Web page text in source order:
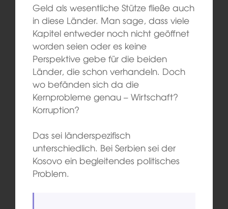
Geld als wesentliche Stütze fließe auch
in diese Länder. Man sage, dass viele
Kapitel entweder noch nicht geöffnet
worden seien oder es keine
Perspektive gebe für die beiden
Länder, die schon verhandeln. Doch
wo befänden sich da die
Kernprobleme genau – Wirtschaft?
Korruption?
Das sei länderspezifisch
unterschiedlich. Bei Serbien sei der
Kosovo ein begleitendes politisches
Problem.